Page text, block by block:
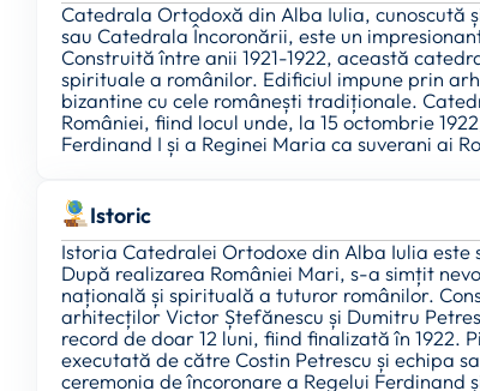
Catedrala Ortodoxă din Alba Iulia, cunoscută
sau Catedrala Încoronării, este un
Construită între anii 1921-1922, această
spirituale a românilor. Edificiul impune prin
bizantine cu cele românești tradiționale.
României, fiind locul unde, la 15 octombrie
Ferdinand I și a Reginei Maria ca suverani ai
Istoric
Istoria Catedralei Ortodoxe din Alba Iulia este
După realizarea României Mari, s-a simțit
națională și spirituală a tuturor românilor.
arhitecților Victor Ștefănescu și Dumitru
record de doar 12 luni, fiind finalizată în
executată de către Costin Petrescu și echipa
ceremonia de încoronare a Regelui